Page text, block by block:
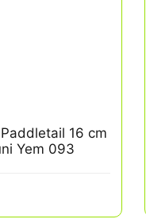
16 cm
Yem 093